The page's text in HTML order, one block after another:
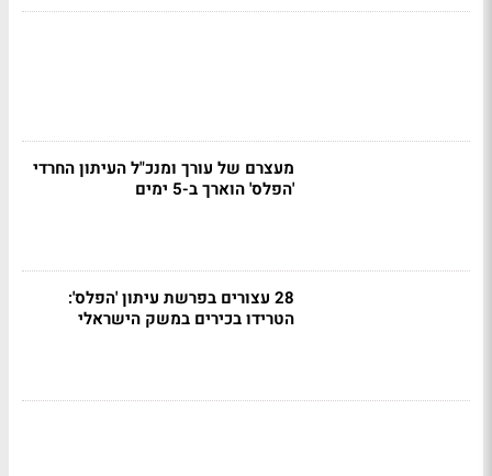
מעצרם של עורך ומנכ"ל העיתון החרדי
'הפלס' הוארך ב-5 ימים
28 עצורים בפרשת עיתון 'הפלס':
הטרידו בכירים במשק הישראלי